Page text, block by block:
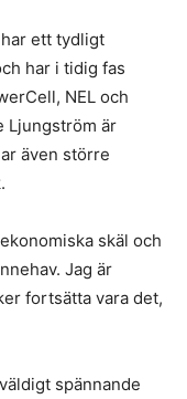
ett tydligt
har i tidig fas
NEL och
Ljungström är
även större
skäl och
Jag är
fortsätta vara det,
spännande